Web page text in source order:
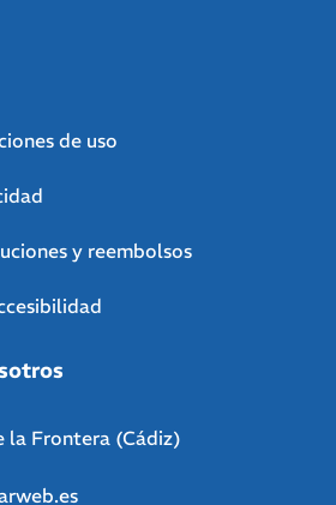
de uso
y reembolsos
la Frontera (Cádiz)